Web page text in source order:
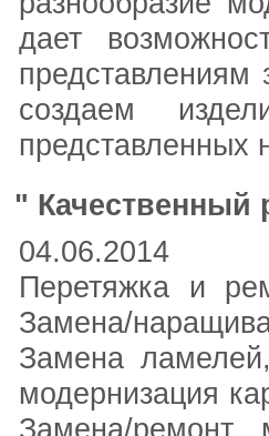
дает
представлениям
создаем
представленных
" Качественный
04.06.2014
Перетяжка и
Замена/
Замена
модернизация
Замена/ремонт